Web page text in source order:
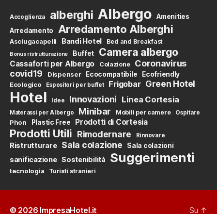
Accoglienza alberghi Albergo
Amenities
Arredamento
Arredamento Alberghi
Asciugacapelli Bandi Hotel Bed and Breakfast
Bonus ristrutturazione Buffet Camera albergo
Cassaforti per Albergo Colazione
Coronavirus
covid19
Dispenser Ecocompatibile
Ecofriendly
Ecologico
Espositori per buffet Frigobar Green Hotel
Hotel Idee Innovazioni Linea Cortesia
Materassi per Albergo Minibar Mobili per camere Ospitare
Phon Plastic Free Prodotti di Cortesia
Prodotti Utili Rimodernare Rinnovare
Ristrutturare Sala colazione Sala colazioni
sanificazione Sostenibilità Suggerimenti
tecnologia Turisti stranieri
© 2026 ImpresaHotel.it Su ↑